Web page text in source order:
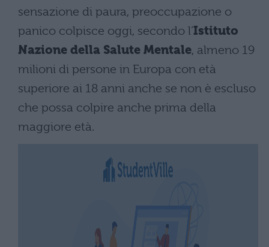
sensazione di paura, preoccupazione o
panico colpisce oggi, secondo l’Istituto
Nazione della Salute Mentale, almeno 19
milioni di persone in Europa con età
superiore ai 18 anni anche se non è escluso
che possa colpire anche prima della
maggiore età.